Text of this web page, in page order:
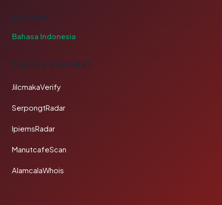
BAHASA
Bahasa Indonesia
TAUTAN SAHABAT
JilcmakaVerify
SerpongtRadar
IpiemsRadar
ManutcafeScan
AlamcalaWhois